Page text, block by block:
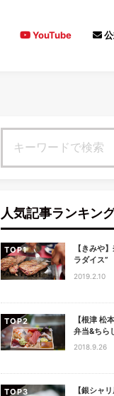
YouTube
人気記事ランキン
TOP
【きみや
ラダイス”
2019.2.10
TOP
【根津 松
弁当&ちら
2018.9.26
TOP
【銀シャ